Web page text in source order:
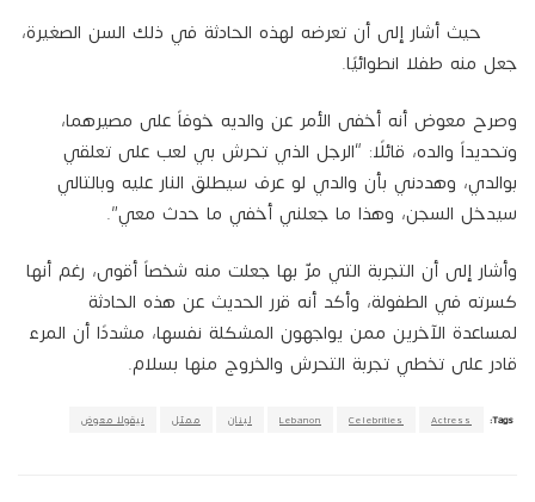
حيث أشار إلى أن تعرضه لهذه الحادثة في ذلك السن الصغيرة،
جعل منه طفلا انطوائيًا.
وصرح معوض أنه أخفى الأمر عن والديه خوفاً على مصيرهما،
وتحديداً والده، قائلًا: “الرجل الذي تحرش بي لعب على تعلقي
بوالدي، وهددني بأن والدي لو عرف سيطلق النار عليه وبالتالي
سيدخل السجن، وهذا ما جعلني أخفي ما حدث معي”.
وأشار إلى أن التجربة التي مرّ بها جعلت منه شخصاً أقوى، رغم أنها
كسرته في الطفولة، وأكد أنه قرر الحديث عن هذه الحادثة
لمساعدة الآخرين ممن يواجهون المشكلة نفسها، مشددًا أن المرء
قادر على تخطي تجربة التحرش والخروج منها بسلام.
Tags:
Actress
Celebrities
Lebanon لبنان ممثل نيقولا معوض